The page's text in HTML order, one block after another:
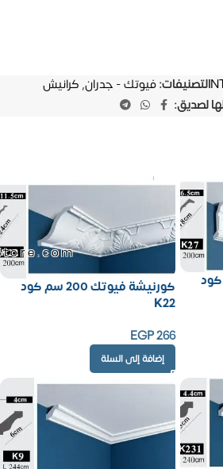
التصنيفات:فيوتك - جدران, كرانيش
لصديق:
200 سم كود
كورنيشة فيوتك 200 سم كود
K22
EGP266
إضافة إلى السلة